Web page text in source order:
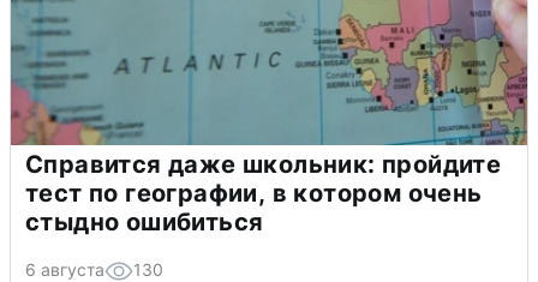
Справится даже школьник: пройдите
тест по географии, в котором очень
стыдно ошибиться
6 августа 130